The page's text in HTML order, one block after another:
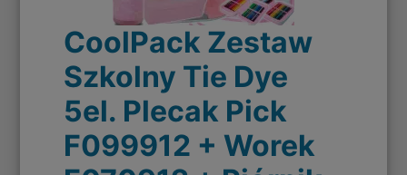
CoolPack Zestaw
Szkolny Tie Dye
5el. Plecak Pick
F099912 + Worek